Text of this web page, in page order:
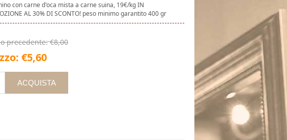
con carne d'oca mista a carne suina, 19€/kg IN
AL 30% DI SCONTO! peso minimo garantito 400 gr
precedente: €8,00
€5,60